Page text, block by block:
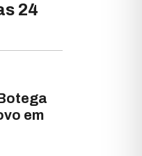
24
em